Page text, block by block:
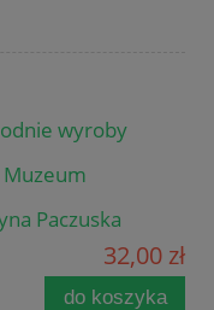
wyroby
Paczuska
32,00 zł
do koszyka